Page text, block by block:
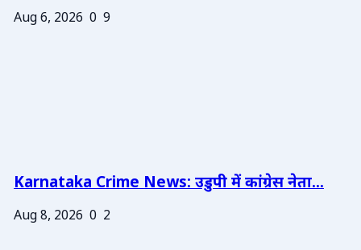
Aug 6, 2026 0 9
Karnataka Crime News: उडुपी में कांग्रेस नेता...
Aug 8, 2026 0 2